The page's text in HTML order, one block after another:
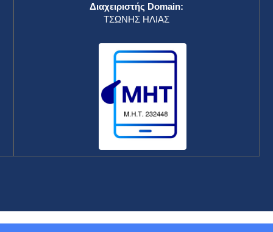
Διαχειριστής Domain:
ΤΣΩΝΗΣ ΗΛΙΑΣ